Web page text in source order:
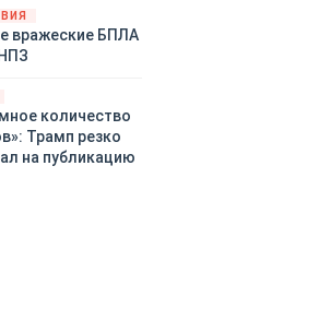
выборов
вражеские БПЛА
количество
Трамп резко
на публикацию